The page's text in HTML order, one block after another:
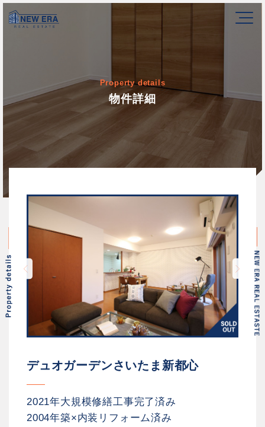
Property details
物件詳細
デュオガーデンさいたま新都心
2021年大規模修繕工事完了済み
2004年築×内装リフォーム済み